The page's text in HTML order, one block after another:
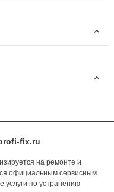
fix.ru
на ремонте и
официальным сервисным
услуги по устранению